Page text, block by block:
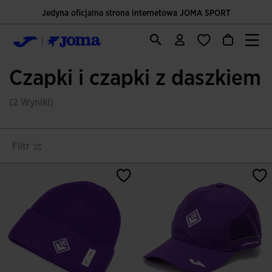
Jedyna oficjalna strona internetowa JOMA SPORT
Czapki i czapki z daszkiem
(2 Wyniki)
Filtr